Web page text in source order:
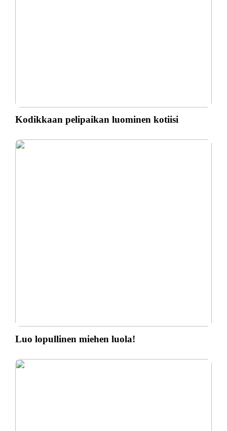
Kodikkaan pelipaikan luominen kotiisi
Luo lopullinen miehen luola!